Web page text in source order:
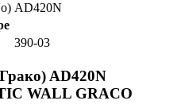
AD420N
390-03
AD420N
WALL GRACO